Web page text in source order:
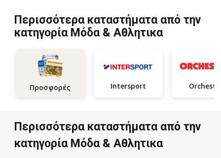
Περισσότερα καταστήματα από την
κατηγορία Μόδα & Aθλητικα
Προσφορές Intersport
Περισσότερα καταστήματα από την
κατηγορία Μόδα & Aθλητικα